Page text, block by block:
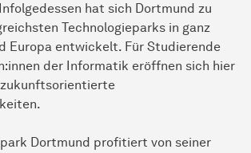
hat sich Dortmund zu
Technologieparks in ganz
Europa entwickelt. Für Studierende
der Informatik eröffnen sich hier
Dortmund profitiert von seiner